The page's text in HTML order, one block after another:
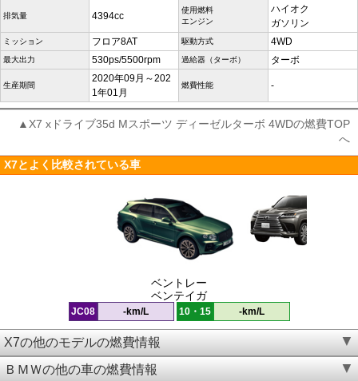
排気量 4394cc
使用燃料
エンジン
ハイオク
ガソリン
ミッション フロア8AT 駆動方式 4WD
最大出力 530ps/5500rpm 過給器（ターボ） ターボ
生産期間
2020年09月～202
1年01月
燃費性能 -
▲X7 xドライブ35d Mスポーツ ディーゼルターボ 4WDの燃費TOP
へ
X7とよく比較されている車
ベントレー
ベンテイガ
JC08 -km/L 10・15 -km/L
X7の他のモデルの燃費情報
ＢＭＷの他の車の燃費情報